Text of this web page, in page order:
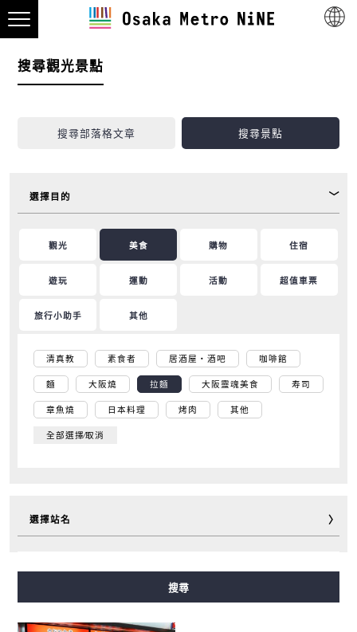
搜尋觀光景點
搜尋部落格文章 搜尋景點
選擇目的
觀光 美食 購物 住宿
遊玩 運動 活動 超值車票
旅行小助手 其他
清真教 素食者 居酒屋・酒吧 咖啡館
麵 大阪燒 拉麵 大阪靈魂美食 寿司
章魚燒 日本料理 烤肉 其他
全部選擇∕取消
選擇站名
搜尋